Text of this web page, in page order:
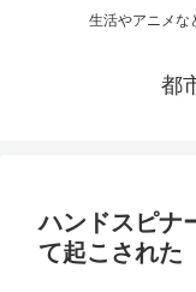
生活やアニメな
都
ハンドスピナ
て起こされた